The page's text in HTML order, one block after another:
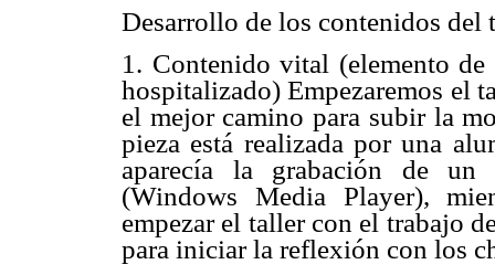
Desarrollo de los contenidos del
1. Contenido vital (elemento
hospitalizado) Empezaremos el
el mejor camino para subir la
pieza está realizada por una
aparecía la grabación de un
(Windows Media Player),
empezar el taller con el trabajo
para iniciar la reflexión con los